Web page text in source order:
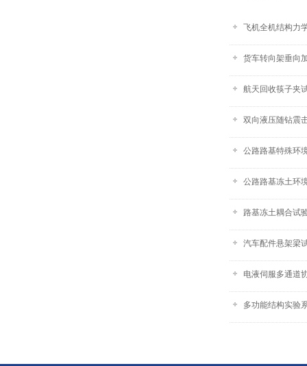
飞机全机结构力
货车转向架垂向
航天回收筷子夹
双向液压随钻震
公路路基特殊环
公路路基冻土环
路基冻土耦合试
汽车配件悬架梁
电液伺服多通道
多功能结构实验